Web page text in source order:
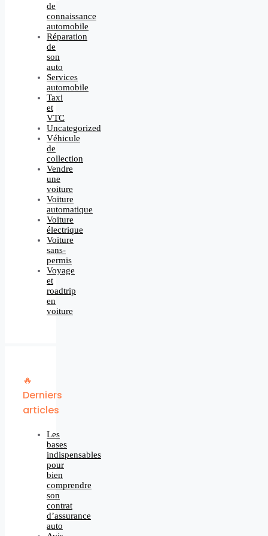
de
connaissance
automobile
Réparation
de
son
auto
Services
automobile
Taxi
et
VTC
Uncategorized
Véhicule
de
collection
Vendre
une
voiture
Voiture
automatique
Voiture
électrique
Voiture
sans-
permis
Voyage
et
roadtrip
en
voiture
🔥
Derniers
articles
Les
bases
indispensables
pour
bien
comprendre
son
contrat
d’assurance
auto